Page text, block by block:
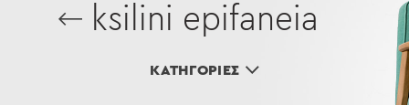
ksilini epifaneia
ΚΑΤΗΓΟΡΊΕΣ